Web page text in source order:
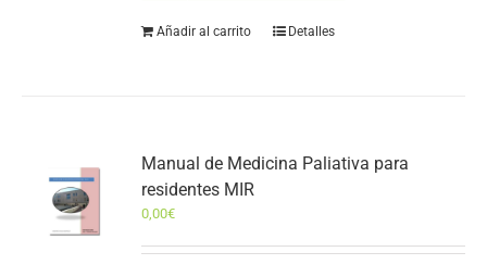
Añadir al carrito Detalles
Manual de Medicina Paliativa para
residentes MIR
0,00€